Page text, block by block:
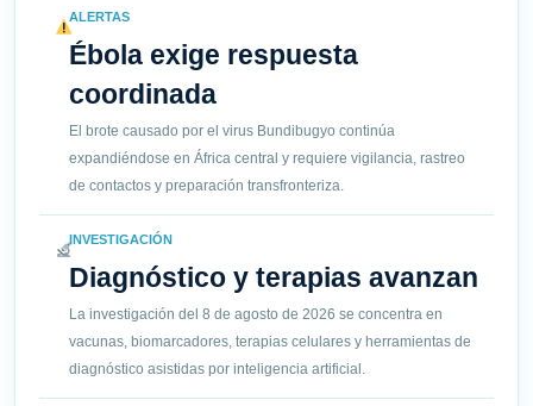
ALERTAS
Ébola exige respuesta
coordinada
El brote causado por el virus Bundibugyo continúa
expandiéndose en África central y requiere vigilancia, rastreo
de contactos y preparación transfronteriza.
INVESTIGACIÓN
Diagnóstico y terapias avanzan
La investigación del 8 de agosto de 2026 se concentra en
vacunas, biomarcadores, terapias celulares y herramientas de
diagnóstico asistidas por inteligencia artificial.